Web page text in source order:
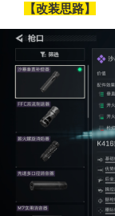
【改装思路】